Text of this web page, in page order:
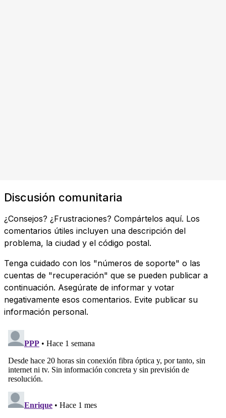
Discusión comunitaria
¿Consejos? ¿Frustraciones? Compártelos aquí. Los
comentarios útiles incluyen una descripción del
problema, la ciudad y el código postal.
Tenga cuidado con los "números de soporte" o las
cuentas de "recuperación" que se pueden publicar a
continuación. Asegúrate de informar y votar
negativamente esos comentarios. Evite publicar su
información personal.